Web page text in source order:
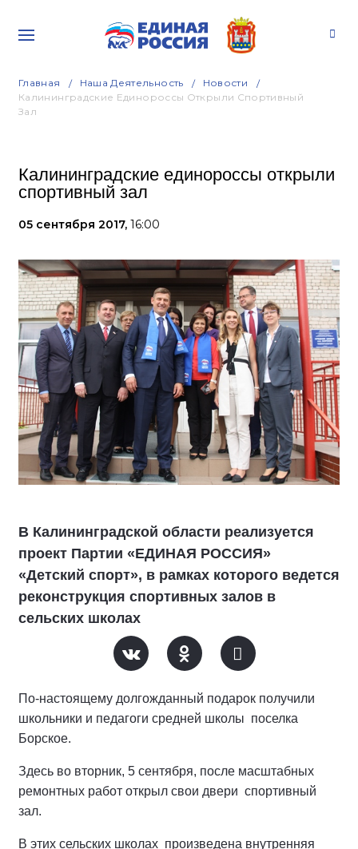
Главная Наша Деятельность
Новости
Калининградские Единороссы Открыли Спортивный
Зал
Калининградские единороссы открыли
спортивный зал
05 сентября 2017, 16:00
В Калининградской области реализуется
проект Партии «ЕДИНАЯ РОССИЯ»
«Детский спорт», в рамках которого ведется
реконструкция спортивных залов в
сельских школах
По-настоящему долгожданный подарок получили
школьники и педагоги средней школы поселка
Борское.
Здесь во вторник, 5 сентября, после масштабных
ремонтных работ открыл свои двери спортивный
зал.
В этих сельских школах произведена внутренняя